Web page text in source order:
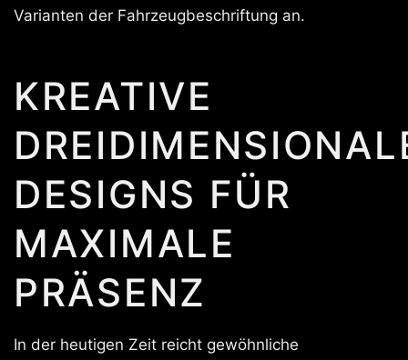
Varianten der Fahrzeugbeschriftung an.
KREATIVE
DESIGNS FÜR
MAXIMALE
PRÄSENZ
In der heutigen Zeit reicht gewöhnliche